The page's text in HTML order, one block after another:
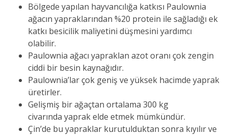
Bölgede yapılan hayvancılığa katkısı Paulownia
ağacın yapraklarından %20 protein ile sağladığı ek
katkı besicilik maliyetini düşmesini yardımcı
olabilir.
Paulownia ağacı yapraklan azot oranı çok zengin
ciddi bir besin kaynağıdır.
Paulownia’lar çok geniş ve yüksek hacimde yaprak
üretirler.
Gelişmiş bir ağaçtan ortalama 300 kg
civarında yaprak elde etmek mümkündür.
Çin’de bu yapraklar kurutulduktan sonra kıyılır ve